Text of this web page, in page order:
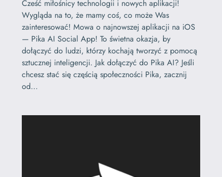
Cześć miłośnicy technologii i nowych aplikacji!
Wygląda na to, że mamy coś, co może Was
zainteresować! Mowa o najnowszej aplikacji na iOS
— Pika AI Social App! To świetna okazja, by
dołączyć do ludzi, którzy kochają tworzyć z pomocą
sztucznej inteligencji. Jak dołączyć do Pika AI? Jeśli
chcesz stać się częścią społeczności Pika, zacznij
od…